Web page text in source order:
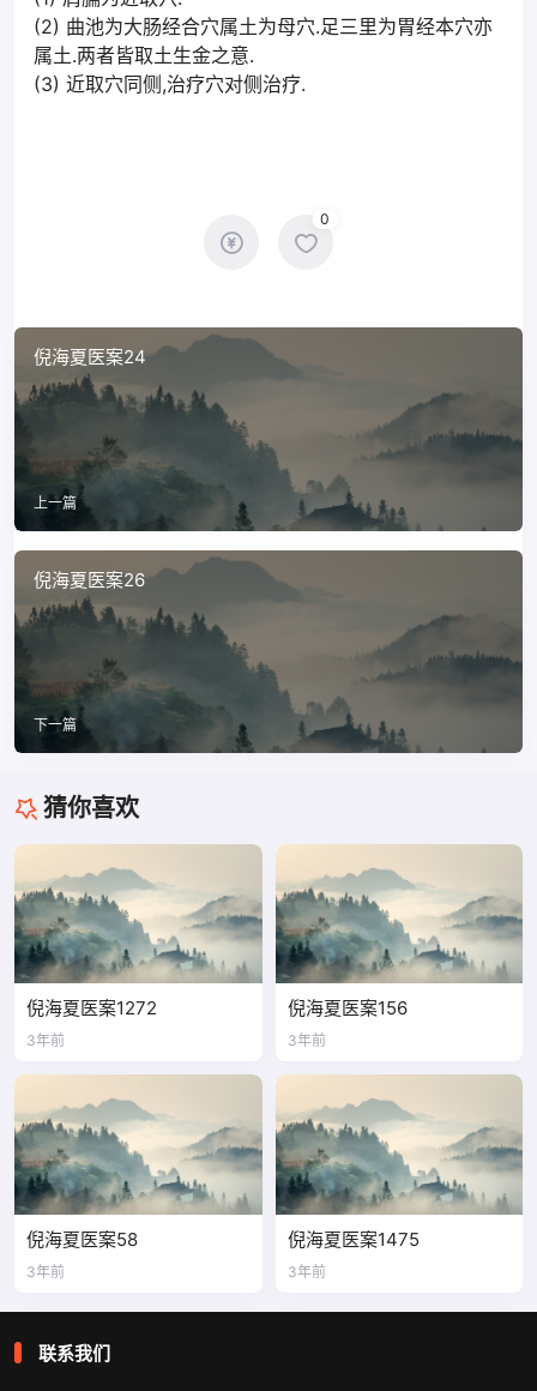
(2) 曲池为大肠经合穴属土为母穴.足三里为胃经本穴亦
属土.两者皆取土生金之意.
(3) 近取穴同侧,治疗穴对侧治疗.
0
倪海夏医案24
上一篇
倪海夏医案26
下一篇
猜你喜欢
倪海夏医案1272
3年前
倪海夏医案156
3年前
倪海夏医案58
3年前
倪海夏医案1475
3年前
联系我们